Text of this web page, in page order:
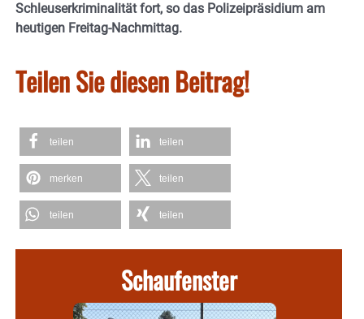
Schleuserkriminalität fort, so das Polizeipräsidium am
heutigen Freitag-Nachmittag.
Teilen Sie diesen Beitrag!
teilen teilen
merken teilen
teilen teilen
Schaufenster